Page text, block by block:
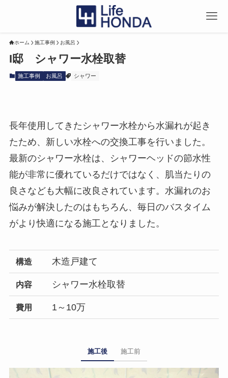
ホーム 施工事例 お風呂
I邸 シャワー水栓取替
施工事例 お風呂 シャワー
長年使用してきたシャワー水栓から水漏れが起き
たため、新しい水栓への交換工事を行いました。
最新のシャワー水栓は、シャワーヘッドの節水性
能が非常に優れているだけではなく、肌当たりの
良さなども大幅に改良されています。水漏れのお
悩みが解決したのはもちろん、毎日のバスタイム
がより快適になる施工となりました。
構造 木造戸建て
内容 シャワー水栓取替
費用 1～10万
施工後 施工前